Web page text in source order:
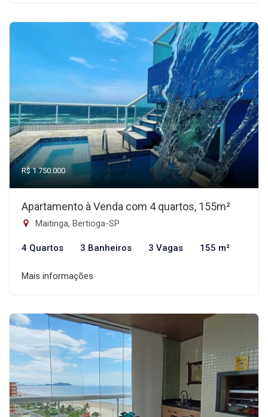
R$ 1.750.000
Apartamento à Venda com 4 quartos, 155m²
Maitinga, Bertioga-SP
4 Quartos 3 Banheiros 3 Vagas 155 m²
Mais informações